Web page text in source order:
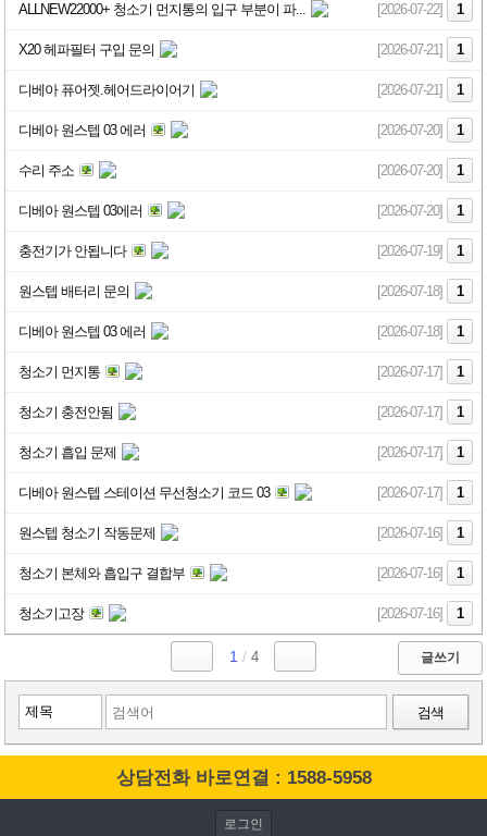
ALLNEW22000+ 청소기 먼지통의 입구 부분이 파... [2026-07-22] 1
X20 헤파필터 구입 문의 [2026-07-21] 1
디베아 퓨어젯.헤어드라이어기 [2026-07-21] 1
디베아 원스텝 03 에러 [2026-07-20] 1
수리 주소 [2026-07-20] 1
디베아 원스텝 03에러 [2026-07-20] 1
충전기가 안됩니다 [2026-07-19] 1
원스텝 배터리 문의 [2026-07-18] 1
디베아 원스텝 03 에러 [2026-07-18] 1
청소기 먼지통 [2026-07-17] 1
청소기 충전안됨 [2026-07-17] 1
청소기 흡입 문제 [2026-07-17] 1
디베아 원스텝 스테이션 무선청소기 코드 03 [2026-07-17] 1
원스텝 청소기 작동문제 [2026-07-16] 1
청소기 본체와 흡입구 결합부 [2026-07-16] 1
청소기고장 [2026-07-16] 1
1 /4 글쓰기
검색
상담전화 바로연결 : 1588-5958
로그인